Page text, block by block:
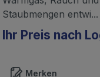
Staubmengen entwi...
Ihr Preis nach
Merken